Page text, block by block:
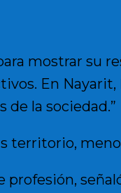
mostrar su
En Nayarit,
de la sociedad.”
territorio,